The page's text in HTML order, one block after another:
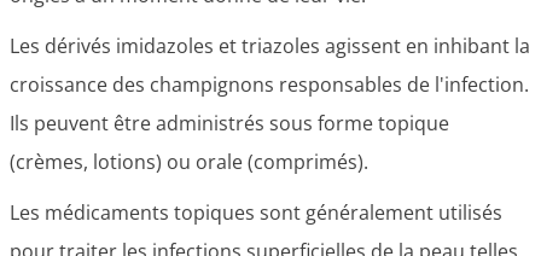
Les dérivés imidazoles et triazoles agissent en inhibant la
croissance des champignons responsables de l'infection.
Ils peuvent être administrés sous forme topique
(crèmes, lotions) ou orale (comprimés).
Les médicaments topiques sont généralement utilisés